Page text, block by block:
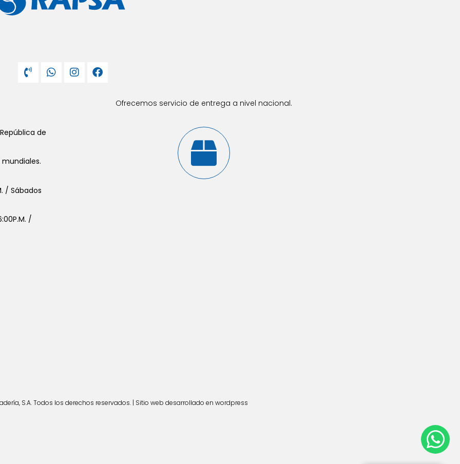
de
/ Sábados
/
Ofrecemos servicio de entrega a nivel nacional.
S.A. Todos los derechos reservados. | Sitio web desarrollado en wordpress